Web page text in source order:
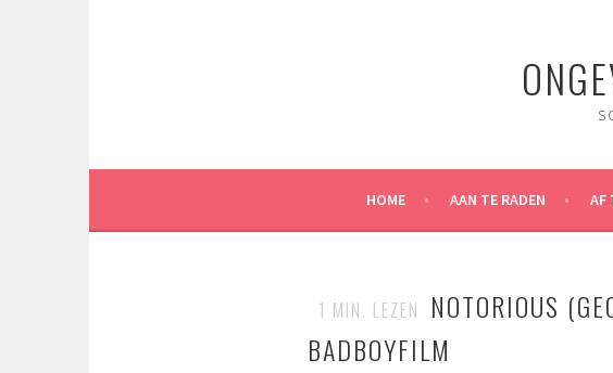
HOME AAN TE RADEN AF
1 MIN. LEZEN
NOTORIOUS
BADBOYFILM